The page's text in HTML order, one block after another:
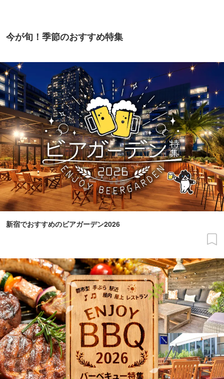
今が旬！季節のおすすめ特集
新宿でおすすめのビアガーデン2026